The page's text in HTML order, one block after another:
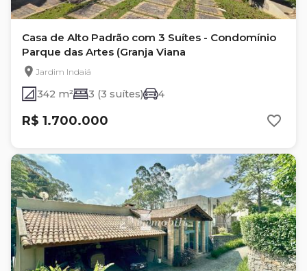
Casa de Alto Padrão com 3 Suítes - Condomínio
Parque das Artes (Granja Viana
Jardim Indaiá
342 m² 3 (3 suítes) 4
R$ 1.700.000